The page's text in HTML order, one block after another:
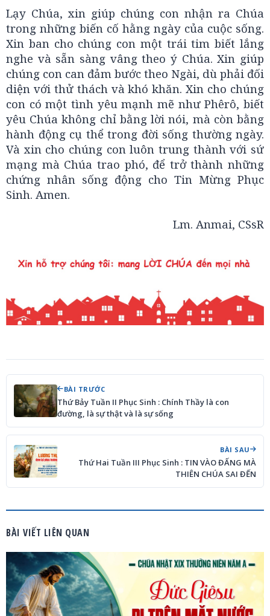
Lạy Chúa, xin giúp chúng con nhận ra Chúa
trong những biến cố hằng ngày của cuộc sống.
Xin ban cho chúng con một trái tim biết lắng
nghe và sẵn sàng vâng theo ý Chúa. Xin giúp
chúng con can đảm bước theo Ngài, dù phải đối
diện với thử thách và khó khăn. Xin cho chúng
con có một tình yêu mạnh mẽ như Phêrô, biết
yêu Chúa không chỉ bằng lời nói, mà còn bằng
hành động cụ thể trong đời sống thường ngày.
Và xin cho chúng con luôn trung thành với sứ
mạng mà Chúa trao phó, để trở thành những
chứng nhân sống động cho Tin Mừng Phục
Sinh. Amen.
Lm. Anmai, CSsR
BÀI TRƯỚC
Thứ Bảy Tuần II Phục Sinh : Chính Thầy là con
đường, là sự thật và là sự sống
BÀI SAU
Thứ Hai Tuần III Phục Sinh : TIN VÀO ĐẤNG MÀ
THIÊN CHÚA SAI ĐẾN
BÀI VIẾT LIÊN QUAN